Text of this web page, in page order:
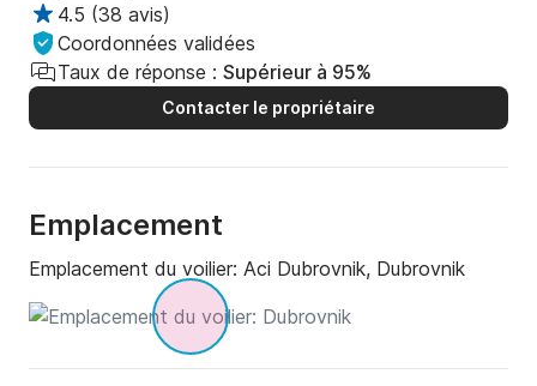
4.5 (38 avis)
Coordonnées validées
Taux de réponse : Supérieur à 95%
Contacter le propriétaire
Emplacement
Emplacement du voilier: Aci Dubrovnik, Dubrovnik